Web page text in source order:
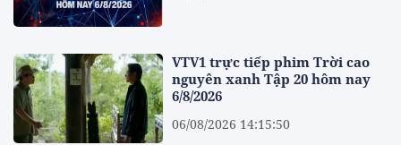
VTV1 trực tiếp phim Trời cao
nguyên xanh Tập 20 hôm nay
6/8/2026
06/08/2026 14:15:50